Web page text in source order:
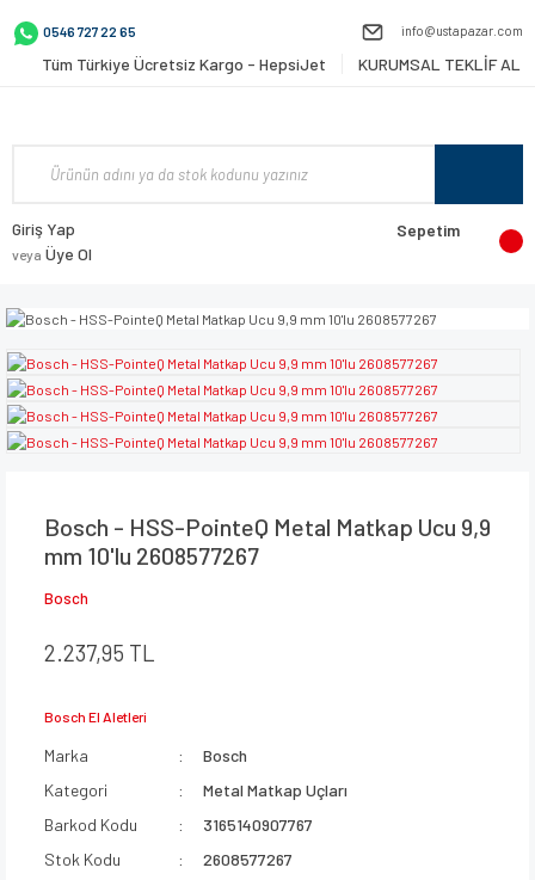
0546 727 22 65 info@ustapazar.com
Tüm Türkiye Ücretsiz Kargo - HepsiJet KURUMSAL TEKLİF AL
Giriş Yap
veya Üye Ol
Sepetim
Bosch - HSS-PointeQ Metal Matkap Ucu 9,9
mm 10'lu 2608577267
Bosch
2.237,95 TL
Bosch El Aletleri
Marka
Bosch
Kategori
Metal Matkap Uçları
Barkod Kodu
3165140907767
Stok Kodu
2608577267